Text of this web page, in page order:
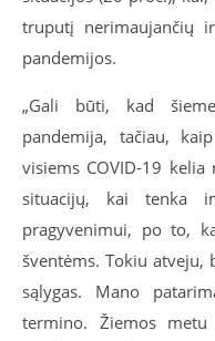
truputį nerimaujančių
pandemijos.
„Gali būti, kad
pandemija, tačiau,
visiems COVID-19
situacijų, kai tenka
pragyvenimui, po to,
šventėms. Tokiu atveju,
sąlygas. Mano
termino. Žiemos